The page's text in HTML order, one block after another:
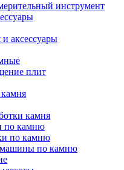
инструмент
аксессуары
плит
камня
по камню
по камню
по камню